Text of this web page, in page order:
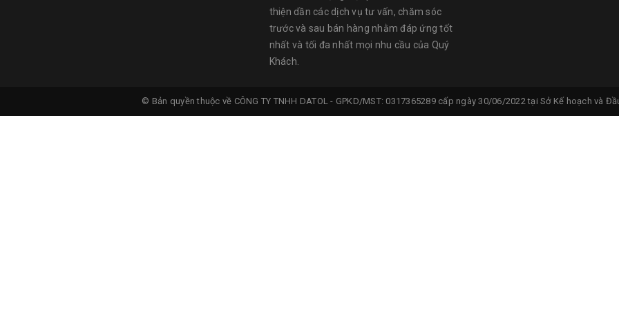
thiện dần các dịch vụ tư vấn, chăm sóc
trước và sau bán hàng nhằm đáp ứng tốt
nhất và tối đa nhất mọi nhu cầu của Quý
Khách.
© Bản quyền thuộc về CÔNG TY TNHH DATOL - GPKD/MST: 0317365289 cấp ngày 30/06/2022 tại Sở Kế hoạch và